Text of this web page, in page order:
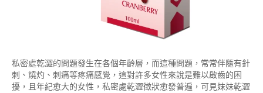
私密處乾澀的問題發生在各個年齡層，而這種問題，常常伴隨有針
刺、燒灼、刺痛等疼痛感覺，這對許多女性來說是難以啟齒的困
擾，且年紀愈大的女性，私密處乾澀徵狀愈發普遍，可見妹妹乾澀